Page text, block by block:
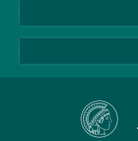
YouTube